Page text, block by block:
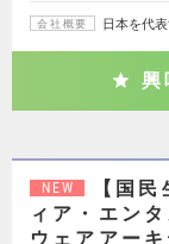
会社概要 日本を代
興
NEW
【国
ィア・エン
ウェアアーキ